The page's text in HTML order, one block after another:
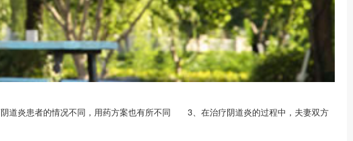
道炎患者的情况不同，用药方案也有所不同 3、在治疗阴道炎的过程中，夫妻双方